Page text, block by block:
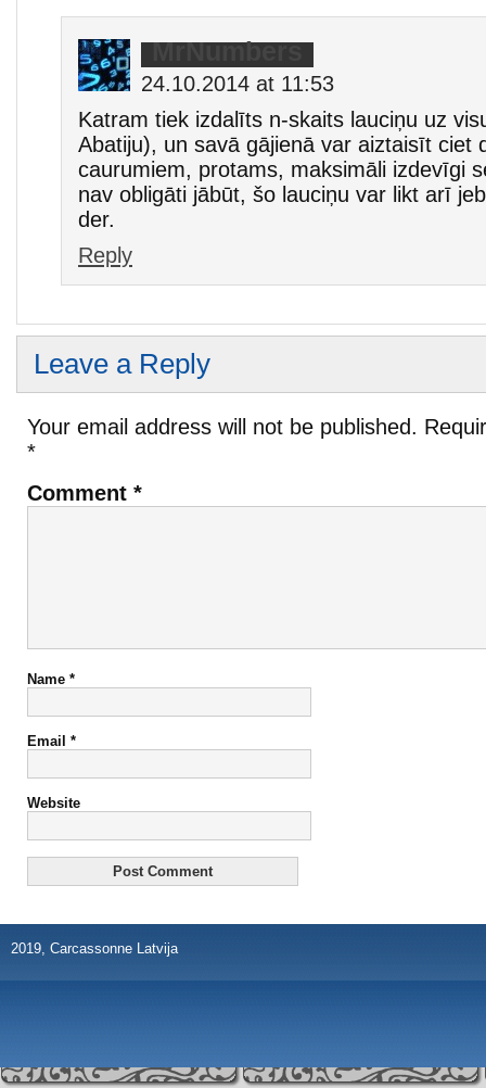
MrNumbers
24.10.2014 at 11:53
Katram tiek izdalīts n-skaits lauciņu uz
Abatiju), un savā gājienā var aiztaisīt ciet
caurumiem, protams, maksimāli izdevīgi
nav obligāti jābūt, šo lauciņu var likt arī
der.
Reply
Leave a Reply
Your email address will not be published.
*
Comment *
Name *
Email *
Website
2019, Carcassonne Latvija